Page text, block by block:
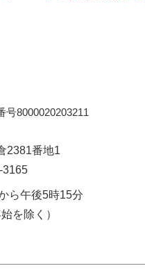
号8000020203211
2381番地1
3165
ら午後5時15分
を除く）